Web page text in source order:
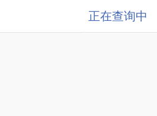
正在查询中